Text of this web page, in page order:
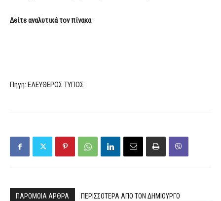
Δείτε αναλυτικά τον πίνακα:
Πηγη: ΕΛΕΥΘΕΡΟΣ ΤΥΠΟΣ
ΠΑΡΟΜΟΙΑ ΑΡΘΡΑ ΠΕΡΙΣΣΟΤΕΡΑ ΑΠΟ ΤΟΝ ΔΗΜΙΟΥΡΓΟ